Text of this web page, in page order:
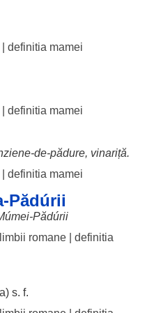
definitia mamei
definitia mamei
-de-pădure, vinariță.
definitia mamei
Pădúrii
-Pădúrii
romane| definitia
) s. f.